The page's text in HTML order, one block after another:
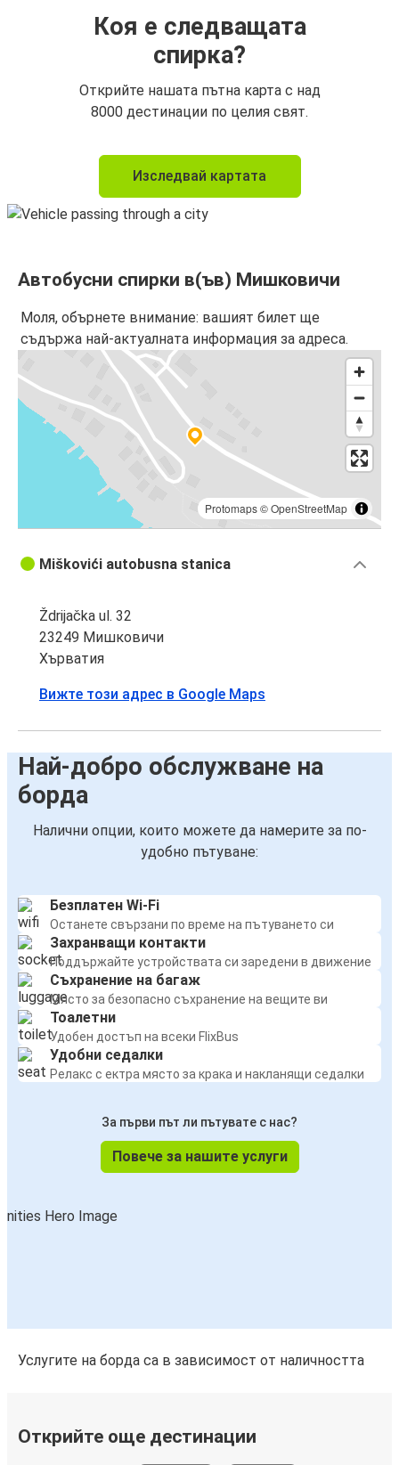
Коя е следващата
спирка?
Открийте нашата пътна карта с над
8000 дестинации по целия свят.
Изследвай картата
Автобусни спирки в(ъв) Мишковичи
Моля, обърнете внимание: вашият билет ще
съдържа най-актуалната информация за адреса.
Protomaps©OpenStreetMap
Miškovići autobusna stanica
Ždrijačka ul. 32
23249 Мишковичи
Хърватия
Вижте този адрес в Google Maps
Най-добро обслужване на
борда
Налични опции, които можете да намерите за по-
удобно пътуване:
Безплатен Wi-Fi
Останете свързани по време на пътуването си
Захранващи контакти
Поддържайте устройствата си заредени в движение
Съхранение на багаж
Място за безопасно съхранение на вещите ви
Тоалетни
Удобен достъп на всеки FlixBus
Удобни седалки
Релакс с ектра място за крака и накланящи седалки
За първи път ли пътувате с нас?
Повече за нашите услуги
Услугите на борда са в зависимост от наличността
Открийте още дестинации